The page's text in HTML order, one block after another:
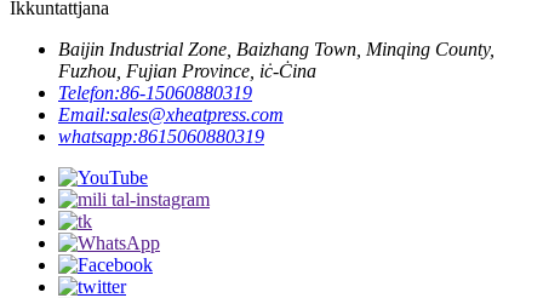
Ikkuntattjana
Baijin Industrial Zone, Baizhang Town, Minqing County,
Fuzhou, Fujian Province, iċ-Ċina
Telefon:86-15060880319
Email:sales@xheatpress.com
whatsapp:8615060880319